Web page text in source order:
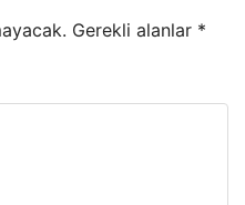
Gerekli alanlar *